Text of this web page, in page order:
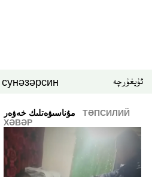
нәзәрсин ئۇيغۇرچە
ТӘПСИЛИЙ
ХӘВӘР